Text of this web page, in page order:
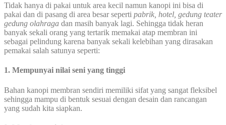
Tidak hanya di pakai untuk area kecil namun kanopi ini bisa di
pakai dan di pasang di area besar seperti pabrik, hotel, gedung teater
gedung olahraga dan masih banyak lagi. Sehingga tidak heran
banyak sekali orang yang tertarik memakai atap membran ini
sebagai pelindung karena banyak sekali kelebihan yang dirasakan
pemakai salah satunya seperti:
1. Mempunyai nilai seni yang tinggi
Bahan kanopi membran sendiri memiliki sifat yang sangat fleksibel
sehingga mampu di bentuk sesuai dengan desain dan rancangan
yang sudah kita siapkan.